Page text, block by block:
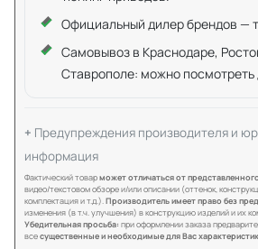
Официальный дилер брендов —
Самовывоз в Краснодаре,
Ставрополе: можно посмотреть
Предупреждения производителя и
информация
Фактический товарможет отличаться от
видео/текстовом обзоре и/или описании (оттенок,
комплектация и т.д.).Производитель имеет право без
изменения (в т.ч. улучшения) в конструкцию изделий и их
Убедительная просьба: при оформлении заказа
всесущественные и необходимые для Вас